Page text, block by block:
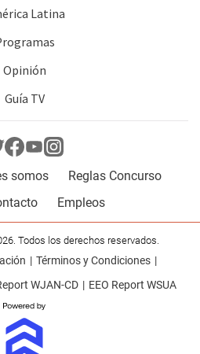
Latina
Opinión
Guía TV
somos
Reglas Concurso
Empleos
Todos los derechos reservados.
Términos y Condiciones
WJAN-CD EEO Report WSUA